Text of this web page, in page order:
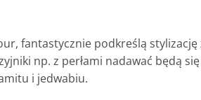
fantastycznie podkreślą
np. z perłami nadawać będą
i jedwabiu.